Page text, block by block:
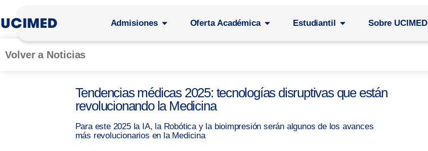
Admisiones Oferta Académica Estudiantil Sobre UCIMED
Volver a Noticias
Tendencias médicas 2025: tecnologías disruptivas que están
revolucionando la Medicina
Para este 2025 la IA, la Robótica y la bioimpresión serán algunos de los avances
más revolucionarios en la Medicina